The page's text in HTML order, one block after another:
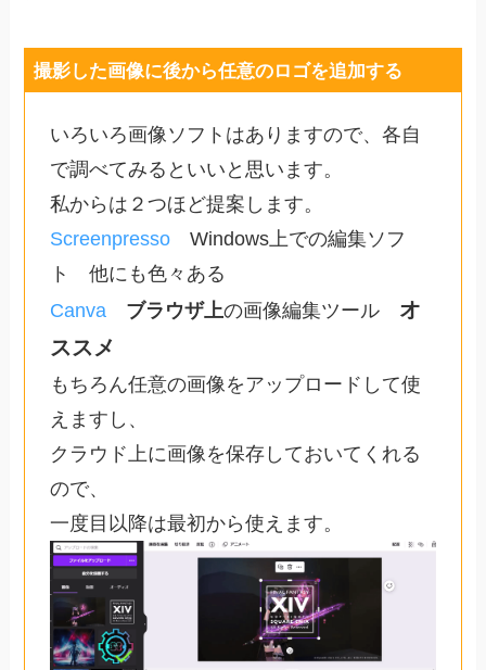
撮影した画像に後から任意のロゴを追加する
いろいろ画像ソフトはありますので、各自
で調べてみるといいと思います。
私からは２つほど提案します。
ScreenpressoWindows上での編集ソフ
ト 他にも色々ある
Canva
ブラウザ上の画像編集ツール オ
ススメ
もちろん任意の画像をアップロードして使
えますし、
クラウド上に画像を保存しておいてくれる
ので、
一度目以降は最初から使えます。